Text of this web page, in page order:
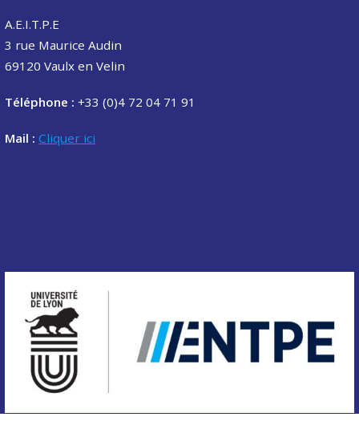
A.E.I.T.P.E
3 rue Maurice Audin
69120 Vaulx en Velin
Téléphone : +33 (0)4 72 04 71 91
Mail : Cliquer ici